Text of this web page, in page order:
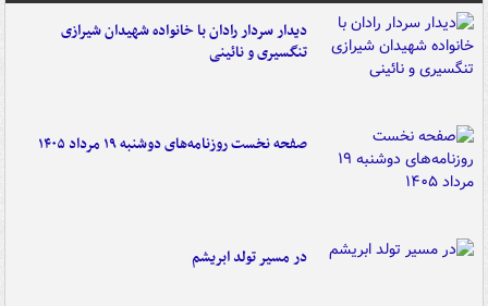
دیدار سردار رادان با خانواده‌ شهیدان شیرازی
تنگسیری و نائینی
صفحه نخست روزنامه‌های دوشنبه ۱۹ مرداد ۱۴۰۵
در مسیر تولد ابریشم